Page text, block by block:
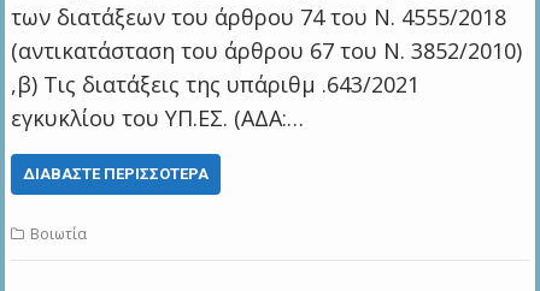
των διατάξεων του άρθρου 74 του Ν. 4555/2018
(αντικατάσταση του άρθρου 67 του Ν. 3852/2010)
,β) Τις διατάξεις της υπ΄αριθμ .643/2021
εγκυκλίου του ΥΠ.ΕΣ. (ΑΔΑ:…
ΔΙΑΒΆΣΤΕ ΠΕΡΙΣΣΌΤΕΡΑ
Βοιωτία